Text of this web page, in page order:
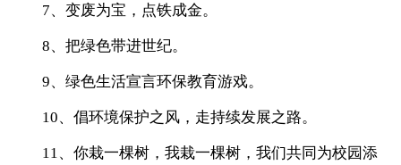
7、变废为宝，点铁成金。
8、把绿色带进世纪。
9、绿色生活宣言环保教育游戏。
10、倡环境保护之风，走持续发展之路。
11、你栽一棵树，我栽一棵树，我们共同为校园添